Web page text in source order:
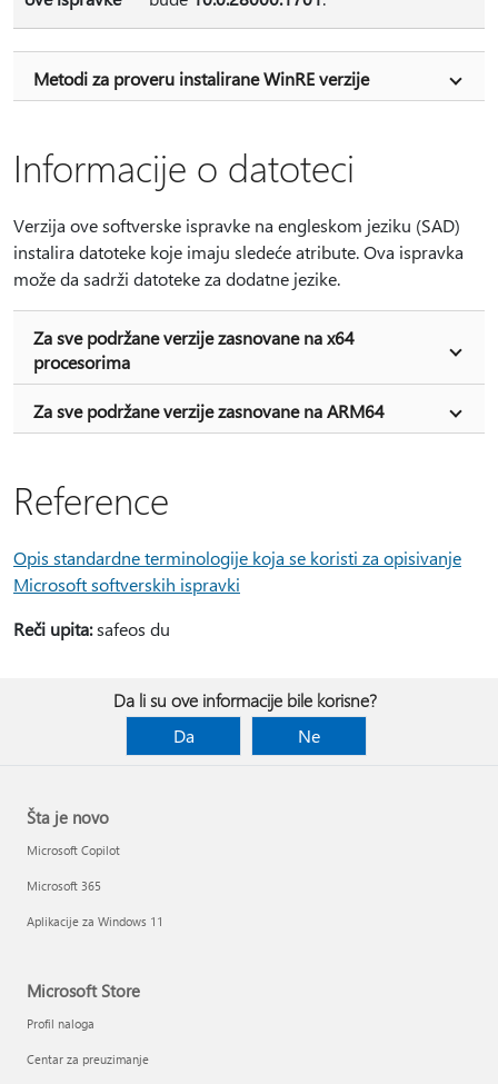
Metodi za proveru instalirane WinRE verzije
Informacije o datoteci
Verzija ove softverske ispravke na engleskom jeziku (SAD)
instalira datoteke koje imaju sledeće atribute. Ova ispravka
može da sadrži datoteke za dodatne jezike.
Za sve podržane verzije zasnovane na x64
procesorima
Za sve podržane verzije zasnovane na ARM64
Reference
Opis standardne terminologije koja se koristi za opisivanje
Microsoft softverskih ispravki
Reči upita:safeos du
Da li su ove informacije bile korisne?
Da
Ne
Šta je novo
Microsoft Copilot
Microsoft 365
Aplikacije za Windows 11
Microsoft Store
Profil naloga
Centar za preuzimanje